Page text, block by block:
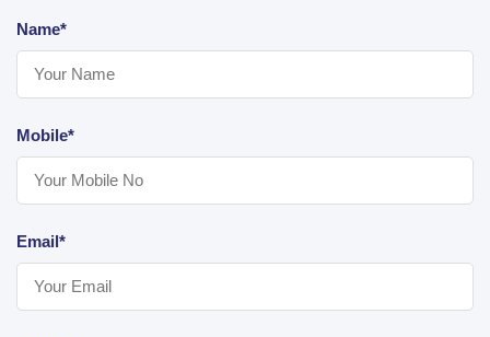
Name*
Mobile*
Email*